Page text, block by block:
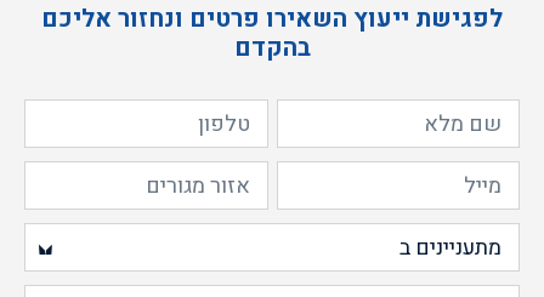
לפגישת ייעוץ השאירו פרטים ונחזור אליכם
בהקדם